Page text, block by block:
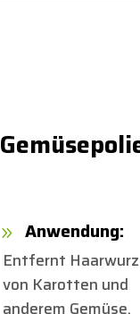
9 Anwendung:
Entfernt
von Karotten und
anderem Gemüse.